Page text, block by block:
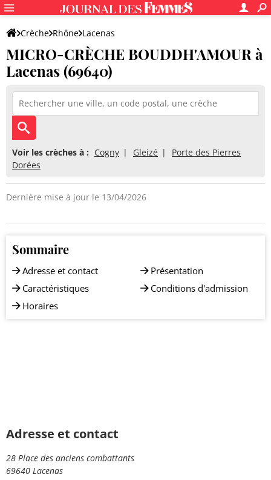
Crèche Rhône Lacenas
MICRO-CRÈCHE BOUDDH'AMOUR
MICRO-CRÈCHE BOUDDH'AMOUR à
Lacenas (69640)
Voir les crèches à : Cogny Gleizé
Porte des Pierres
Dorées
Dernière mise à jour le 13/04/2026
Sommaire
Adresse et contact
Caractéristiques
Horaires
Présentation
Conditions d'admission
Adresse et contact
28 Place des anciens combattants
69640 Lacenas